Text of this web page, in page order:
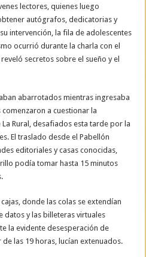
lectores, quienes luego
autógrafos, dedicatorias y
intervención, la fila de adolescentes
ocurrió durante la charla con el
secretos sobre el sueño y el
abarrotados mientras ingresaba
a cuestionar la
Rural, desafiados esta tarde por la
El traslado desde el Pabellón
editoriales y casas conocidas,
podía tomar hasta 15 minutos
donde las colas se extendían
datos y las billeteras virtuales
la evidente desesperación de
las 19 horas, lucían extenuados.